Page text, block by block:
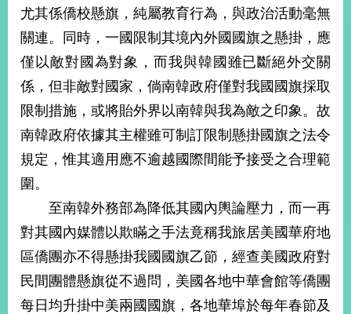
覽
本
部
新
中
心
外
交
資
訊
國
家
與
地
區
尤其係僑校懸旗，純屬教育行為，與政治活動毫無
關連。同時，一國限制其境內外國國旗之懸掛，應
僅以敵對國為對象，而我與韓國雖已斷絕外交關
係，但非敵對國家，倘南韓政府僅對我國國旗採取
限制措施，或將貽外界以南韓與我為敵之印象。故
南韓政府依據其主權雖可制訂限制懸掛國旗之法令
規定，惟其適用應不逾越國際間能予接受之合理範
圍。
至南韓外務部為降低其國內輿論壓力，而一再
對其國內媒體以欺瞞之手法竟稱我旅居美國華府地
區僑團亦不得懸掛我國國旗乙節，經查美國政府對
民間團體懸旗從不過問，美國各地中華會館等僑團
每日均升掛中美兩國國旗，各地華埠於每年春節及